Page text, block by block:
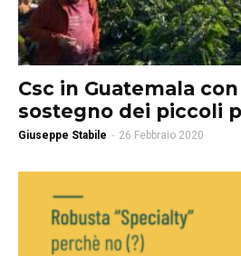
Csc in Guatemala
sostegno dei piccoli
Giuseppe Stabile - 26 Febbraio 2020